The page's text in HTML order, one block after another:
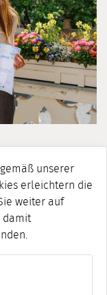
unserer
erleichtern die
weiter auf
damit
machen
von der Thüringer
Aktionstag für